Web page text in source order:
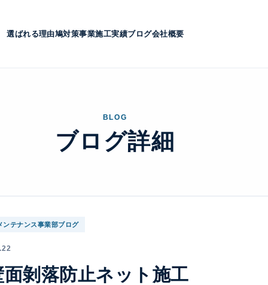
選ばれる理由鳩対策事業施工実績ブログ会社概要
BLOG
ブログ詳細
ンテナンス事業部ブログ
面剝落防止ネット施工